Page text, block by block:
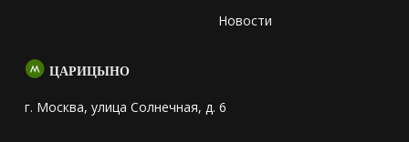
Новости
ЦАРИЦЫНО
г. Москва, улица Солнечная, д. 6